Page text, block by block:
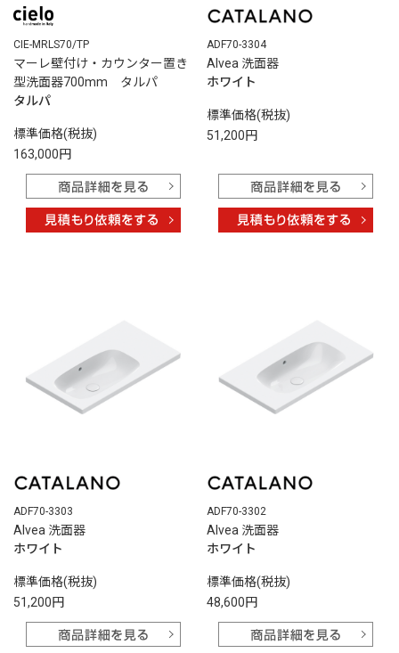
CIE-MRLS70/TP
マーレ壁付け・カウンター置き
型洗面器700mm タルパ
タルパ
標準価格(税抜)
163,000円
ADF70-3304
Alvea 洗面器
ホワイト
標準価格(税抜)
51,200円
ADF70-3303
Alvea 洗面器
ホワイト
標準価格(税抜)
51,200円
ADF70-3302
Alvea 洗面器
ホワイト
標準価格(税抜)
48,600円